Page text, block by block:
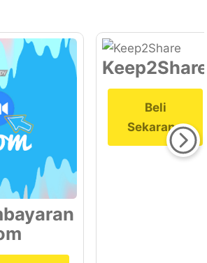
Beli
Sekarang